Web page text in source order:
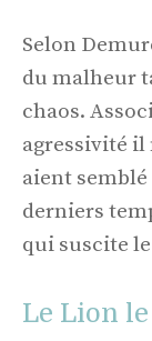
Selon
du malheur
chaos.
agressivité il
aient
derniers
qui suscite
Le Lion